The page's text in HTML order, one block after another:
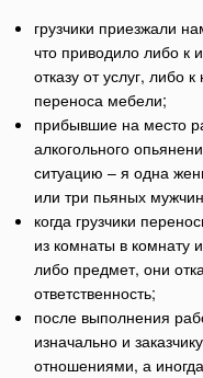
грузчики приезжали
что приводило либо к
отказу от услуг, либо
переноса мебели;
прибывшие на место
алкогольного
ситуацию – я одна
или три пьяных
когда грузчики
из комнаты в комнату
либо предмет, они
ответственность;
после выполнения
изначально и
отношениями, а